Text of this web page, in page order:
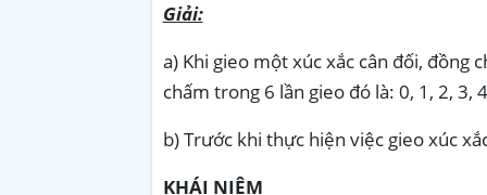
Giải:
a) Khi gieo một xúc xắc cân đối, đồng
chấm trong 6 lần gieo đó là: 0, 1, 2, 3,
b) Trước khi thực hiện việc gieo xúc
KHÁI NIỆM